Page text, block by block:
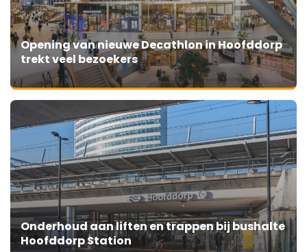
Opening van nieuwe Decathlon in Hoofddorp
trekt veel bezoekers
Onderhoud aan liften en trappen bij bushalte
Hoofddorp Station